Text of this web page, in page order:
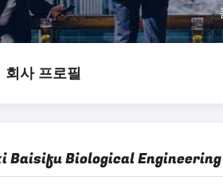
회사 프로필
Baisifu Biological